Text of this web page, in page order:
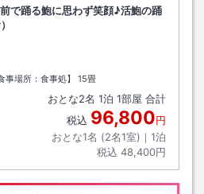
で踊る鮑に思わず笑顔♪活鮑の踊
場所：食事処】
15畳
おとな2名 1泊 1部屋 合計
税込 96,800円
おとな1名 (2名1室)｜ 1泊
税込 48,400円